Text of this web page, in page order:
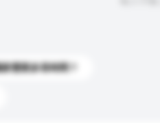
需要多長時間？